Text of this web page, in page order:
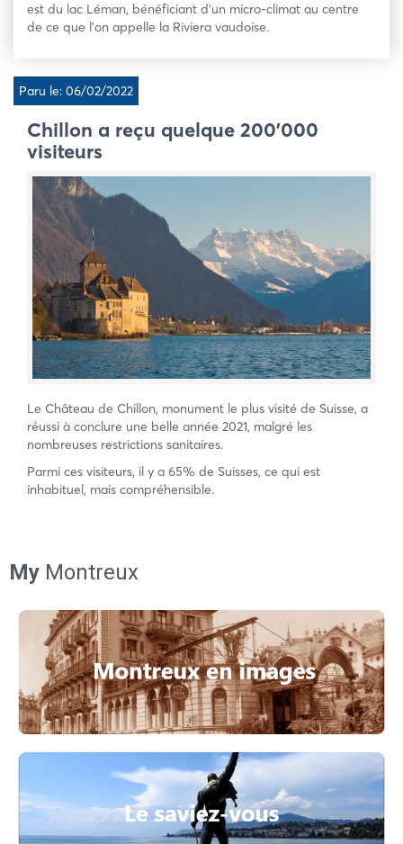
est du lac Léman, bénéficiant d’un micro-climat au centre
de ce que l’on appelle la Riviera vaudoise.
Paru le: 06/02/2022
Chillon a reçu quelque 200’000
visiteurs
Le Château de Chillon, monument le plus visité de Suisse, a
réussi à conclure une belle année 2021, malgré les
nombreuses restrictions sanitaires.
Parmi ces visiteurs, il y a 65% de Suisses, ce qui est
inhabituel, mais compréhensible.
My Montreux